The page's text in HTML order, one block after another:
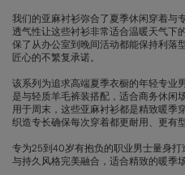
我们的亚麻衬衫弥合了夏季休闲穿着与
透气性让这些衬衫非常适合温暖天气下
保了从办公室到晚间活动都能保持利落
匠心的不繁复承诺。
该系列为追求高端夏季衣橱的年轻专业
是与轻质羊毛裤装搭配，适合商务休闲
用于周末，这些亚麻衬衫都是精致暖季
织造专长确保每次穿着都更耐用、更有型
专为25到40岁有抱负的职业男士量身
与持久风格完美融合，适合精致的暖季场